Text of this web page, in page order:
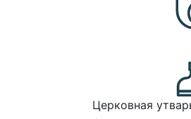
Церковная